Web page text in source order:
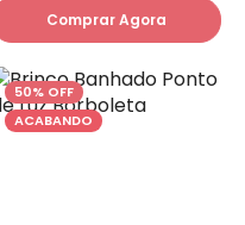
Comprar Agora
50% OFF
ACABANDO